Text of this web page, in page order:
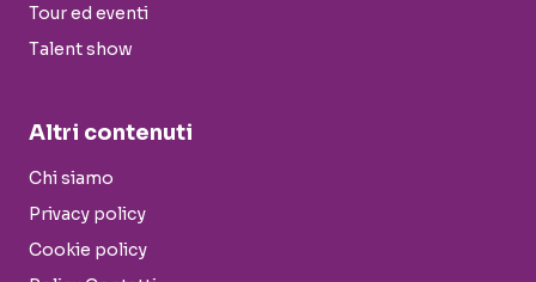
Tour ed eventi
Talent show
Altri contenuti
Chi siamo
Privacy policy
Cookie policy